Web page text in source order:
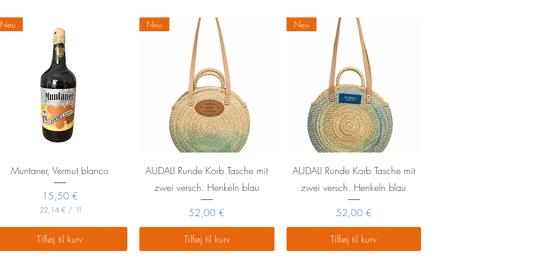
r
.
1
L
i
t
e
r
i
t
e
r
p
i
t
e
r
Hurtigvisning
Neu
Muntaner, Vermut blanco
Pris
15,50 €
22,14 € / 1l
2
,
Tilføj til kurv
Hurtigvisning
Neu
AUDALI Runde Korb Tasche mit
zwei versch. Henkeln blau
Pris
52,00 €
Tilføj til kurv
Hurtigvisning
Neu
AUDALI Runde Korb Tasche mit
zwei versch. Henkeln blau
Pris
52,00 €
Tilføj til kurv